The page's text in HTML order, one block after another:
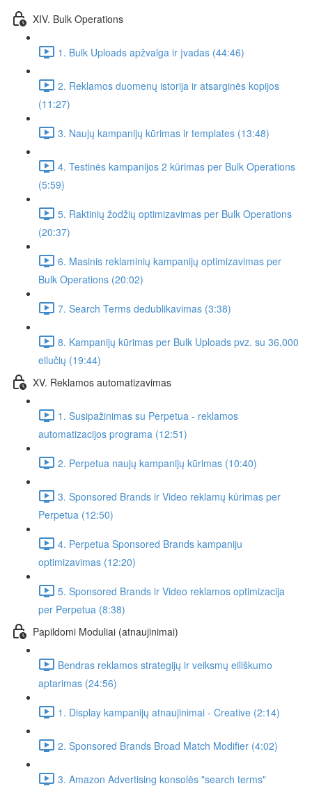
XIV. Bulk Operations
1. Bulk Uploads apžvalga ir įvadas (44:46)
2. Reklamos duomenų istorija ir atsarginės kopijos
(11:27)
3. Naujų kampanijų kūrimas ir templates (13:48)
4. Testinės kampanijos 2 kūrimas per Bulk Operations
(5:59)
5. Raktinių žodžių optimizavimas per Bulk Operations
(20:37)
6. Masinis reklaminių kampanijų optimizavimas per
Bulk Operations (20:02)
7. Search Terms dedublikavimas (3:38)
8. Kampanijų kūrimas per Bulk Uploads pvz. su 36,000
eilučių (19:44)
XV. Reklamos automatizavimas
1. Susipažinimas su Perpetua - reklamos
automatizacijos programa (12:51)
2. Perpetua naujų kampanijų kūrimas (10:40)
3. Sponsored Brands ir Video reklamų kūrimas per
Perpetua (12:50)
4. Perpetua Sponsored Brands kampaniju
optimizavimas (12:20)
5. Sponsored Brands ir Video reklamos optimizacija
per Perpetua (8:38)
Papildomi Moduliai (atnaujinimai)
Bendras reklamos strategijų ir veiksmų eiliškumo
aptarimas (24:56)
1. Display kampanijų atnaujinimai - Creative (2:14)
2. Sponsored Brands Broad Match Modifier (4:02)
3. Amazon Advertising konsolės "search terms"